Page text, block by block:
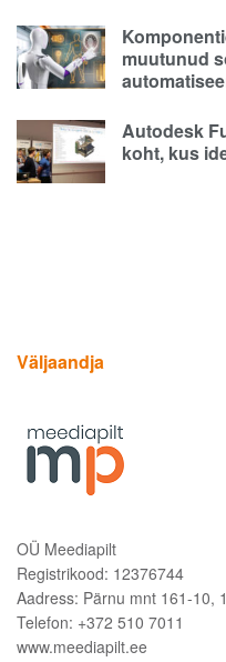
muutunud
Autodesk
koht, kus
Väljaandja
OÜ Meediapilt
Registrikood: 12376744
Aadress: Pärnu mnt 161-10,
Telefon: +372 510 7011
www.meediapilt.ee